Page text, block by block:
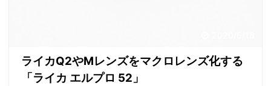
ライカQ2やMレンズをマクロレンズ化する
「ライカ エルプロ 52」